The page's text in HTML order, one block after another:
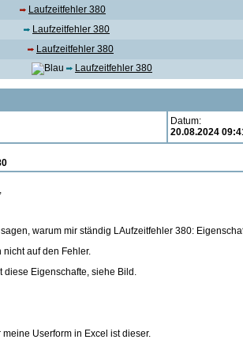
Laufzeitfehler 380
Laufzeitfehler 380
Laufzeitfehler 380
Laufzeitfehler 380
Datum:
20.08.2024
warum mir ständig LAufzeitfehler 380:
nicht auf den Fehler.
diese Eigenschafte, siehe Bild.
Userform in Excel ist dieser.